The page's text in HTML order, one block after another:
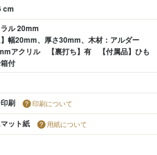
cm
ル 20mm
】幅20mm、厚さ30mm、木材：アルダー
アクリル 【裏打ち】有 【付属品】ひも
付
刷 印刷について
ット紙 用紙について